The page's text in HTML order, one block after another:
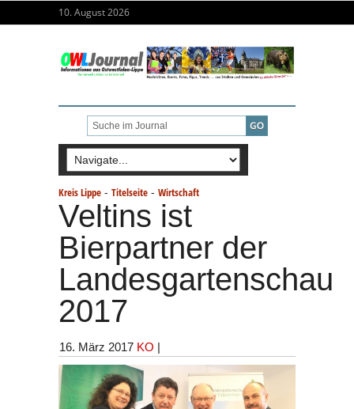
10. August 2026
Kreis Lippe - Titelseite - Wirtschaft
Veltins ist
Bierpartner der
Landesgartenschau
2017
16. März 2017 KO |